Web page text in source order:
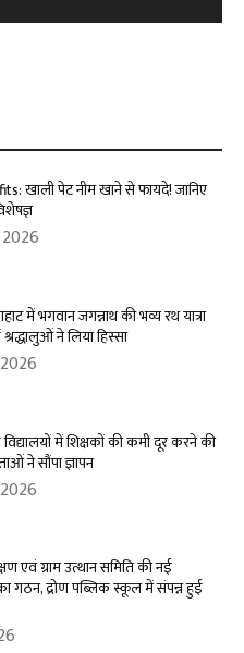
खाली पेट नीम खाने से फायदे! जानिए
में भगवान जगन्नाथ की भव्य रथ यात्रा
ने लिया हिस्सा
में शिक्षकों की कमी दूर करने की
ने सौंपा ज्ञापन
एवं ग्राम उत्थान समिति की नई
गठन, द्रोण पब्लिक स्कूल में संपन्न हुई